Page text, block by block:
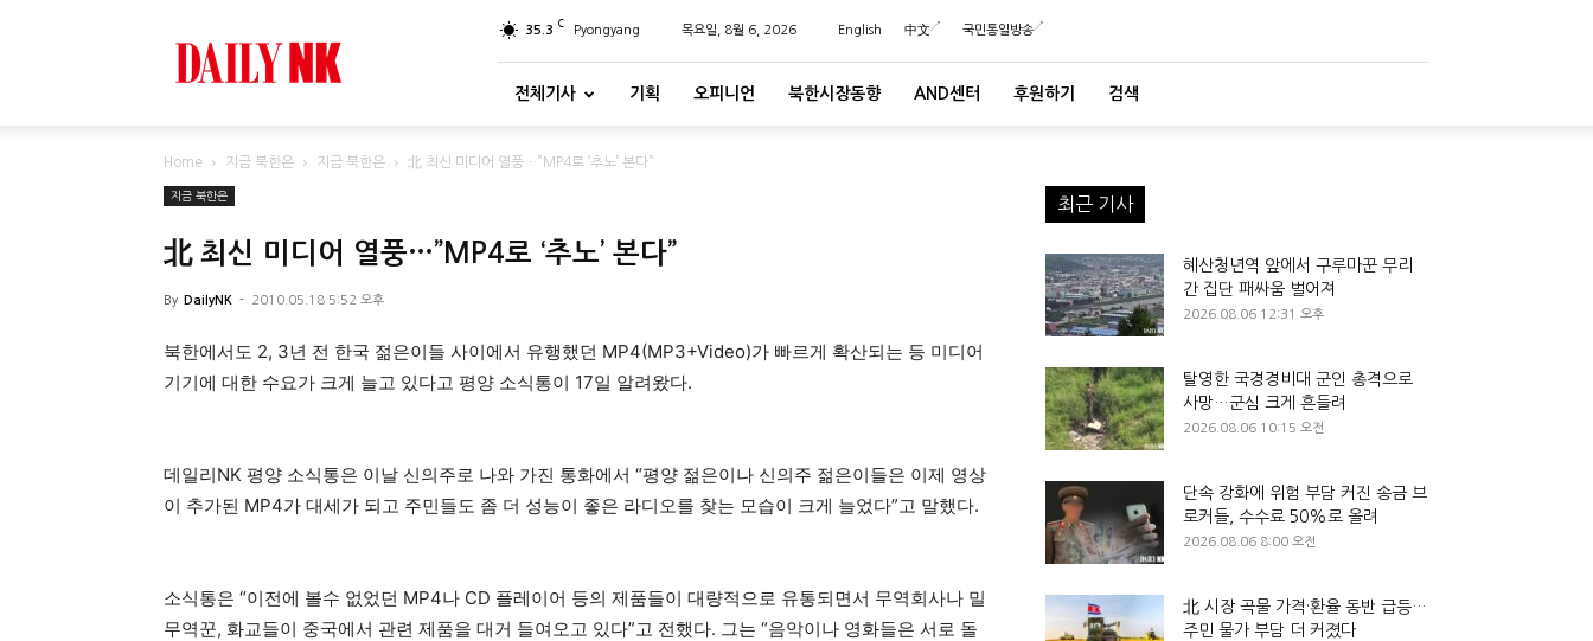
35.3 C Pyongyang 목요일, 8월 6, 2026 English 中文 국민통일방송
전체기사 기획 오피니언 북한시장동향 AND센터 후원하기 검색
Home 지금 북한은 지금 북한은 北 최신 미디어 열풍…”MP4로 ‘추노’ 본다”
지금 북한은
北 최신 미디어 열풍…”MP4로 ‘추노’ 본다”
By DailyNK - 2010.05.18 5:52 오후
북한에서도 2, 3년 전 한국 젊은이들 사이에서 유행했던 MP4(MP3+Video)가 빠르게 확산되는 등 미디어
기기에 대한 수요가 크게 늘고 있다고 평양 소식통이 17일 알려왔다.
데일리NK 평양 소식통은 이날 신의주로 나와 가진 통화에서 “평양 젊은이나 신의주 젊은이들은 이제 영상
이 추가된 MP4가 대세가 되고 주민들도 좀 더 성능이 좋은 라디오를 찾는 모습이 크게 늘었다”고 말했다.
소식통은 “이전에 볼수 없었던 MP4나 CD 플레이어 등의 제품들이 대량적으로 유통되면서 무역회사나 밀
무역꾼, 화교들이 중국에서 관련 제품을 대거 들여오고 있다”고 전했다. 그는 “음악이나 영화들은 서로 돌
최근 기사
혜산청년역 앞에서 구루마꾼 무리
간 집단 패싸움 벌어져
2026.08.06 12:31 오후
탈영한 국경경비대 군인 총격으로
사망…군심 크게 흔들려
2026.08.06 10:15 오전
단속 강화에 위험 부담 커진 송금 브
로커들, 수수료 50%로 올려
2026.08.06 8:00 오전
北 시장 곡물 가격·환율 동반 급등…
주민 물가 부담 더 커졌다